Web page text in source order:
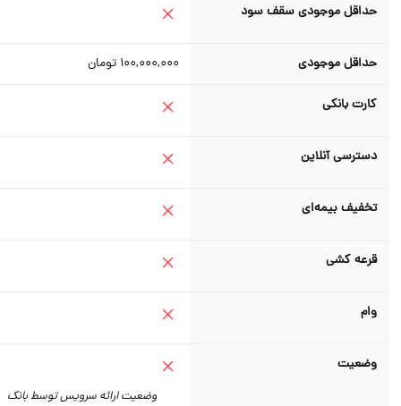
حداقل موجودی سقف سود
حداقل موجودی 100,000,000تومان
کارت بانکی
دسترسی آنلاین
تخفیف بیمه‌ای
قرعه کشی
وضعیت
وضعیت ارائه سرویس توسط بانک